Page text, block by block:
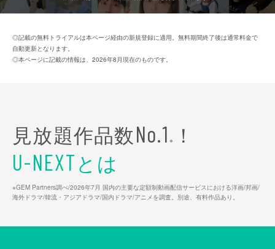
◎記載の無料トライアルは本ページ経由の新規登録に適用。無料期間終了後は通常料金で
自動更新となります。
◎本ページに記載の情報は、2026年8月現在のものです。
見放題作品数No.1 ※ ！
U-NEXTとは
※GEM Partners調べ/2026年7⽉ 国内の主要な定額制動画配信サービスにおける洋画/邦画/
海外ドラマ/韓流・アジアドラマ/国内ドラマ/アニメを調査。別途、有料作品あり。